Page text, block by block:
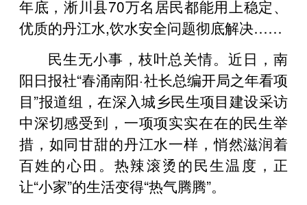
年底，淅川县70万名居民都能用上稳定、
优质的丹江水,饮水安全问题彻底解决……
民生无小事，枝叶总关情。近日，南
阳日报社“春涌南阳·社长总编开局之年看项
目”报道组，在深入城乡民生项目建设采访
中深切感受到，一项项实实在在的民生举
措，如同甘甜的丹江水一样，悄然滋润着
百姓的心田。热辣滚烫的民生温度，正
让“小家”的生活变得“热气腾腾”。